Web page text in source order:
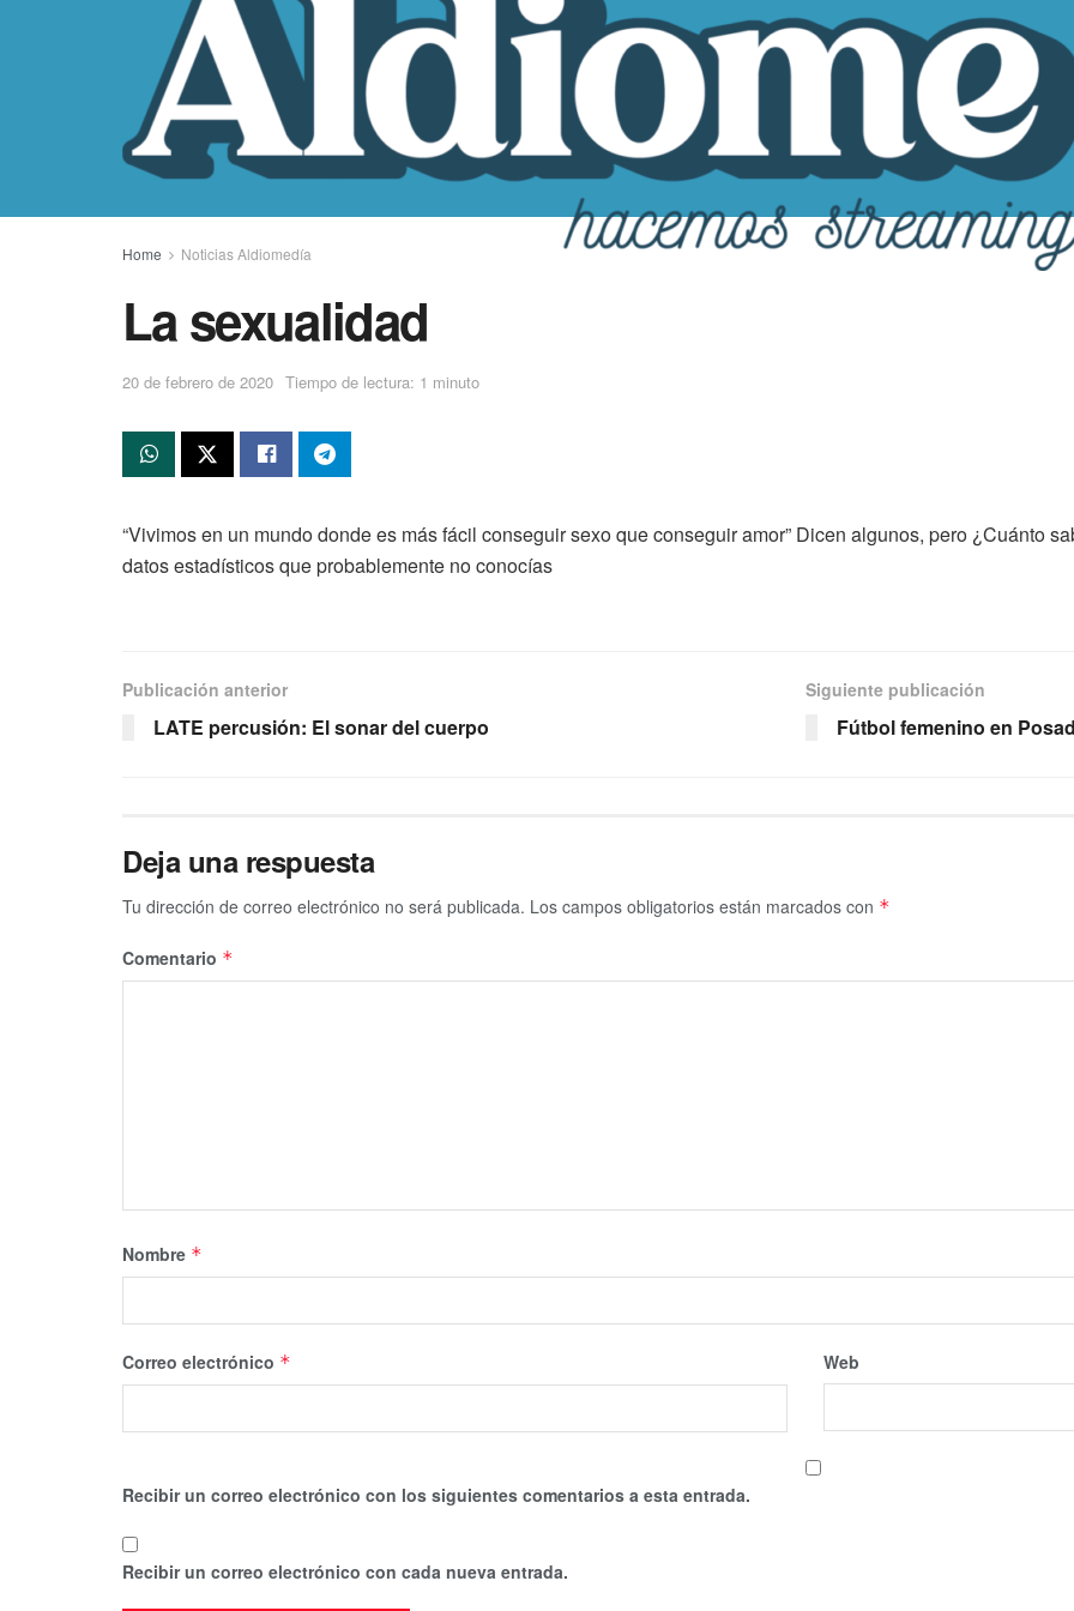
Home Noticias Aldiomedía
La sexualidad
20 de febrero de 2020 Tiempo de lectura: 1 minuto
“Vivimos en un mundo donde es más fácil conseguir sexo que conseguir amor” Dicen algunos, pero ¿Cuánto
datos estadísticos que probablemente no conocías
Publicación anterior
LATE percusión: El sonar del cuerpo
Siguiente publicación
Fútbol femenino en
Deja una respuesta
Tu dirección de correo electrónico no será publicada. Los campos obligatorios están marcados con *
Comentario *
Nombre *
Correo electrónico * Web
Recibir un correo electrónico con los siguientes comentarios a esta entrada.
Recibir un correo electrónico con cada nueva entrada.